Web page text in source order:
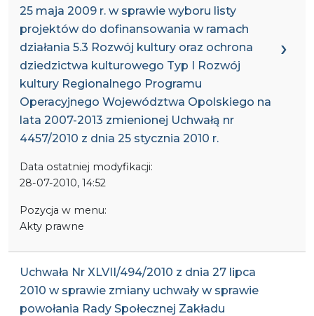
25 maja 2009 r. w sprawie wyboru listy
projektów do dofinansowania w ramach
działania 5.3 Rozwój kultury oraz ochrona
dziedzictwa kulturowego Typ I Rozwój
kultury Regionalnego Programu
Operacyjnego Województwa Opolskiego na
lata 2007-2013 zmienionej Uchwałą nr
4457/2010 z dnia 25 stycznia 2010 r.
Data ostatniej modyfikacji:
28-07-2010, 14:52
Pozycja w menu:
Akty prawne
Uchwała Nr XLVII/494/2010 z dnia 27 lipca
2010 w sprawie zmiany uchwały w sprawie
powołania Rady Społecznej Zakładu